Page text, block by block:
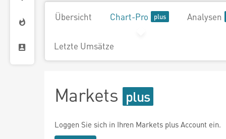
Übersicht Chart-Pro Analysen
Letzte Umsätze
Markets
Loggen Sie sich in Ihren Markets plus Account ein.